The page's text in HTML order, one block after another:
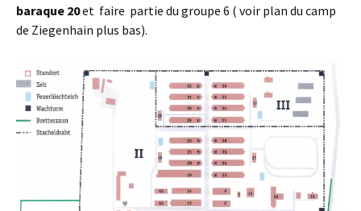
baraque 20et faire partie du groupe 6 ( voir plan du camp
de Ziegenhain plus bas).